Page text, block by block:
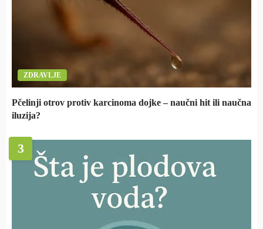
ZDRAVLJE
Pčelinji otrov protiv karcinoma dojke – naučni hit ili naučna
iluzija?
3